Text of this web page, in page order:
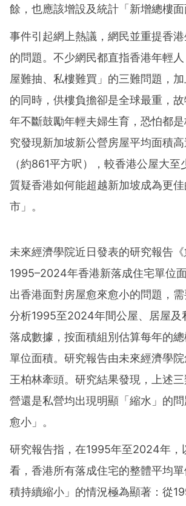
餘，也應該增設及統計「新增總樓面
事件引起網上熱議，網民並重提香
的問題。不少網民都直指香港年輕
屋難抽、私樓難買」的三難問題，
的同時，供樓負擔卻是全球最重，
年不斷鼓勵年輕夫婦生育，恐怕都
究發現新加坡新公營房屋平均面積
（約861平方呎），較香港公屋大至
質疑香港如何能超越新加坡成為更
市」。
未來經濟學院近日發表的研究報告《
1995–2024年香港新落成住宅單位
出香港面對房屋愈來愈小的問題，
分析1995至2024年間公屋、居屋及
落成數據，按面積組別估算每年的
單位面積。研究報告由未來經濟學
王柏林牽頭。研究結果發現，上述
營還是私營均出現明顯「縮水」的
愈小」。
研究報告指，在1995年至2024年，
看，香港所有落成住宅的整體平均
積持續縮小」的情況極為顯著：從